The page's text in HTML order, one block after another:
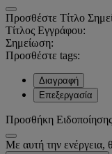
Προσθέστε Τίτλο
Τίτλος Εγγράφου:
Σημείωση:
Προσθέστε tags:
Διαγραφή
Επεξεργασία
Προσθήκη Ειδοποίησης
Με αυτή την ενέργεια,